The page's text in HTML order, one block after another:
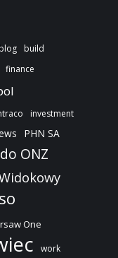
blog build
finance
investment
PHN SA
ONZ
One
work